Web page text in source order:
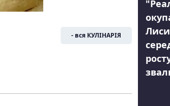
- вся КУЛІНАРІЯ